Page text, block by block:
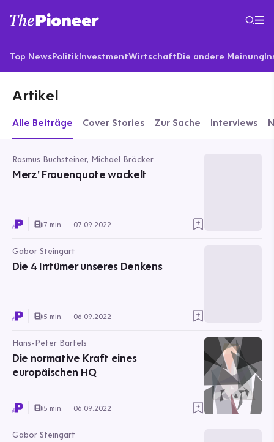
Top NewsPolitikInvestmentWirtschaftDie andere Meinung
Artikel
Alle Beiträge Cover Stories Zur Sache Interviews
Rasmus Buchsteiner, Michael Bröcker
Merz' Frauenquote wackelt
7 min. 07.09.2022
Gabor Steingart
Die 4 Irrtümer unseres Denkens
5 min. 06.09.2022
Hans-Peter Bartels
Die normative Kraft eines
europäischen HQ
5 min. 06.09.2022
Gabor Steingart